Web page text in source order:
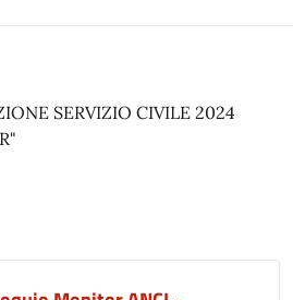
SERVIZIO CIVILE 2024